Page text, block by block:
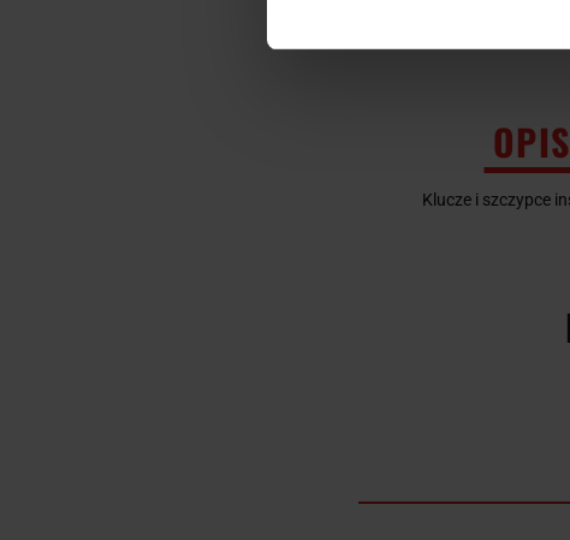
OPIS
Klucze i szczypce